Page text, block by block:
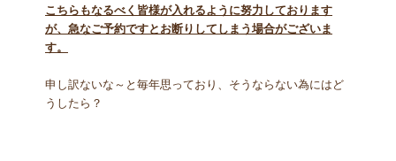
こちらもなるべく皆様が入れるように努力しております
が、急なご予約ですとお断りしてしまう場合がございま
す。
申し訳ないな～と毎年思っており、そうならない為にはど
うしたら？